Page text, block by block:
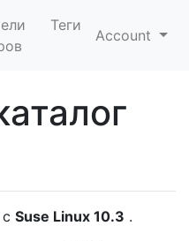
Теги
Account
Suse Linux 10.3 .